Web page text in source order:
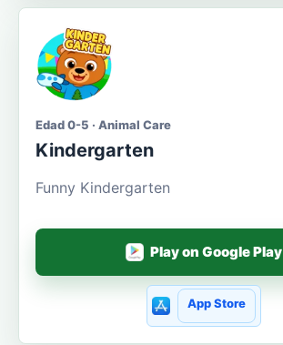
Edad 0-5 · Animal Care
Kindergarten
Funny Kindergarten
Play on Google Play
App Store